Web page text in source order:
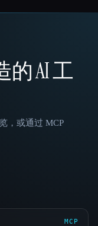
的 AI 工
，或通过 MCP
MCP